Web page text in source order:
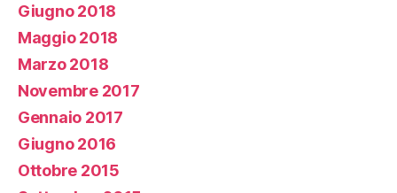
Giugno 2018
Maggio 2018
Marzo 2018
Novembre 2017
Gennaio 2017
Giugno 2016
Ottobre 2015